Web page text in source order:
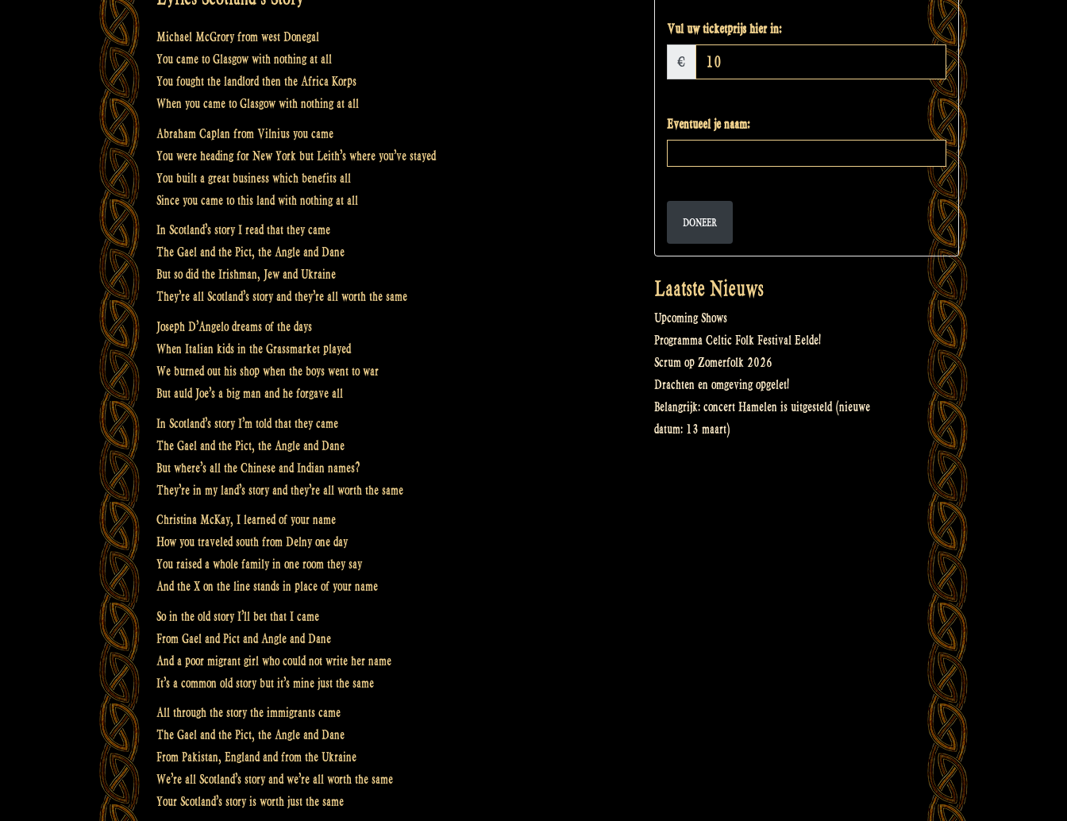
Michael McGrory from west Donegal
You came to Glasgow with nothing at all
You fought the landlord then the Africa Korps
When you came to Glasgow with nothing at all
Abraham Caplan from Vilnius you came
You were heading for New York but Leith’s where you’ve stayed
You built a great business which benefits all
Since you came to this land with nothing at all
In Scotland’s story I read that they came
The Gael and the Pict, the Angle and Dane
But so did the Irishman, Jew and Ukraine
They’re all Scotland’s story and they’re all worth the same
Joseph D’Angelo dreams of the days
When Italian kids in the Grassmarket played
We burned out his shop when the boys went to war
But auld Joe’s a big man and he forgave all
In Scotland’s story I’m told that they came
The Gael and the Pict, the Angle and Dane
But where’s all the Chinese and Indian names?
They’re in my land’s story and they’re all worth the same
Christina McKay, I learned of your name
How you traveled south from Delny one day
You raised a whole family in one room they say
And the X on the line stands in place of your name
So in the old story I’ll bet that I came
From Gael and Pict and Angle and Dane
And a poor migrant girl who could not write her name
It’s a common old story but it’s mine just the same
All through the story the immigrants came
The Gael and the Pict, the Angle and Dane
From Pakistan, England and from the Ukraine
We’re all Scotland’s story and we’re all worth the same
Your Scotland’s story is worth just the same
Vul uw ticketprijs hier in:
€
Eventueel je naam:
DONEER
Laatste Nieuws
Upcoming Shows
Programma Celtic Folk Festival Eelde!
Scrum op Zomerfolk 2026
Drachten en omgeving opgelet!
Belangrijk: concert Hamelen is uitgesteld (nieuwe
datum: 13 maart)